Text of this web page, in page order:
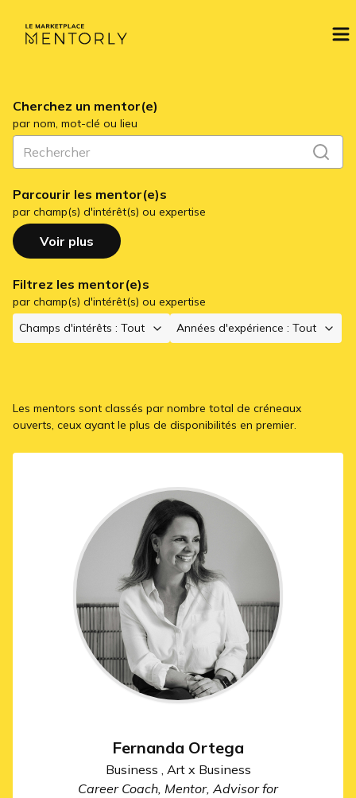
Cherchez un mentor(e)
par nom, mot-clé ou lieu
Parcourir les mentor(e)s
par champ(s) d'intérêt(s) ou expertise
Voir plus
Filtrez les mentor(e)s
par champ(s) d'intérêt(s) ou expertise
Champs d'intérêts : Tout Années d'expérience : Tout
Les mentors sont classés par nombre total de créneaux
ouverts, ceux ayant le plus de disponibilités en premier.
Fernanda Ortega
Business , Art x Business
Career Coach, Mentor, Advisor for